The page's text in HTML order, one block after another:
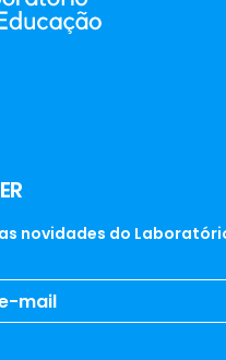
novidades do